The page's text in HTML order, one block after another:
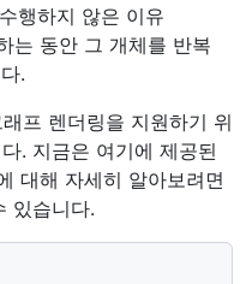
행하지 않은 이유
는 동안 그 개체를 반복
.
프 렌더링을 지원하기 위
. 지금은 여기에 제공된
대해 자세히 알아보려면
있습니다.